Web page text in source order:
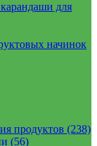
для
начинок
продуктов (238)
(56)